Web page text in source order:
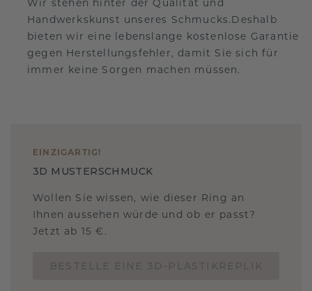
Wir stehen hinter der Qualität und
Handwerkskunst unseres Schmucks.Deshalb
bieten wir eine lebenslange kostenlose Garantie
gegen Herstellungsfehler, damit Sie sich für
immer keine Sorgen machen müssen.
EINZIGARTIG !
3D MUSTERSCHMUCK
Wollen Sie wissen, wie dieser Ring an
Ihnen aussehen würde und ob er passt?
Jetzt ab 15 €.